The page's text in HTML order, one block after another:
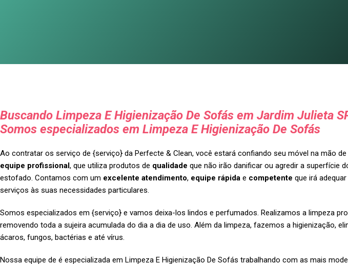
Buscando Limpeza E Higienização De Sofás em Jardim Julieta
Somos especializados em Limpeza E Higienização De Sofás
Ao contratar os serviço de {serviço} da Perfecte & Clean, você estará confiando seu móvel na mão
equipe profissional, que utiliza produtos de qualidade que não irão danificar ou agredir a superfície
estofado. Contamos com um excelente atendimento, equipe rápida e competente que irá
serviços às suas necessidades particulares.
Somos especializados em {serviço} e vamos deixa-los lindos e perfumados. Realizamos a limpeza
removendo toda a sujeira acumulada do dia a dia de uso. Além da limpeza, fazemos a higienização,
ácaros, fungos, bactérias e até vírus.
Nossa equipe de é especializada em Limpeza E Higienização De Sofás trabalhando com as mais